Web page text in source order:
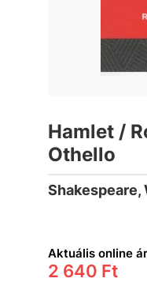
Hamlet /
Othello
Aktuális online ár
2 640 Ft